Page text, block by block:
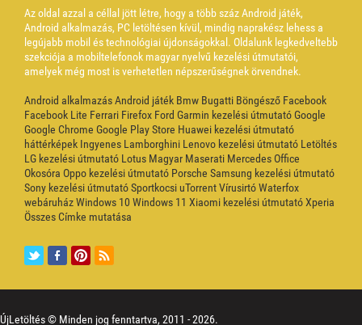
Az oldal azzal a céllal jött létre, hogy a több száz Android játék,
Android alkalmazás, PC letöltésen kívül, mindig naprakész lehess a
legújabb mobil és technológiai újdonságokkal. Oldalunk legkedveltebb
szekciója a mobiltelefonok magyar nyelvű kezelési útmutatói,
amelyek még most is verhetetlen népszerűségnek örvendnek.
Android alkalmazásAndroid játék Bmw Bugatti Böngésző Facebook
Facebook Lite Ferrari Firefox Ford Garmin kezelési útmutatóGoogle
Google Chrome Google Play Store Huawei kezelési útmutató
háttérképek Ingyenes Lamborghini Lenovo kezelési útmutató Letöltés
LG kezelési útmutató Lotus Magyar Maserati MercedesOffice
Okosóra Oppo kezelési útmutató Porsche Samsung kezelési útmutató
Sony kezelési útmutatóSportkocsi uTorrentVírusirtóWaterfox
webáruházWindows 10 Windows 11 Xiaomi kezelési útmutatóXperia
Összes Címke mutatása
ÚjLetöltés © Minden jog fenntartva, 2011 -2026.